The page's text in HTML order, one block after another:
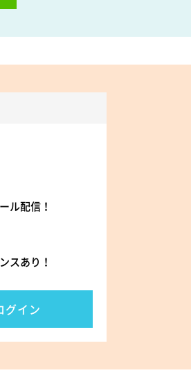
ル配信！
スあり！
グイン